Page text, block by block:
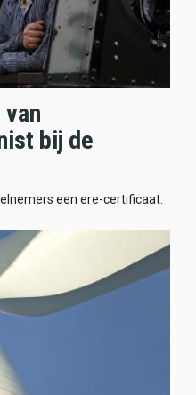
bij de
een ere-certificaat.